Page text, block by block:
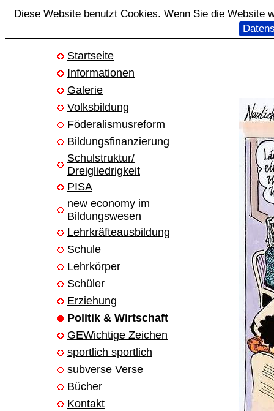
Diese Website benutzt Cookies. Wenn Sie die Website
Startseite
Informationen
Galerie
Volksbildung
Föderalismusreform
Bildungsfinanzierung
Schulstruktur/
Dreigliedrigkeit
PISA
new economy im
Bildungswesen
Lehrkräfteausbildung
Schule
Lehrkörper
Schüler
Erziehung
Politik & Wirtschaft
GEWichtige Zeichen
sportlich sportlich
subverse Verse
Bücher
Kontakt